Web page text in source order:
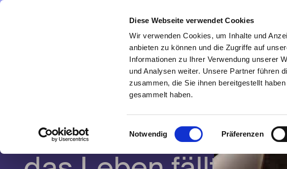
Diese Webseite verwendet Cookies
Wir verwenden Cookies, um Inhalte und
anbieten zu können und die Zugriffe auf
Informationen zu Ihrer Verwendung unserer
und Analysen weiter. Unsere Partner führen
zusammen, die Sie ihnen bereitgestellt
gesammelt haben.
Einwilligungsauswahl
Notwendig Präferenzen
Direkt zum Inhalt
Spielplan
Liebe Grüße ...
oder Wohin